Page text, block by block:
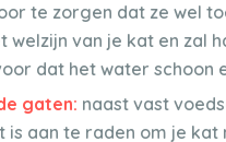
te zorgen dat ze wel
welzijn van je kat en zal
dat het water schoon
gaten: naast vast
is aan te raden om je